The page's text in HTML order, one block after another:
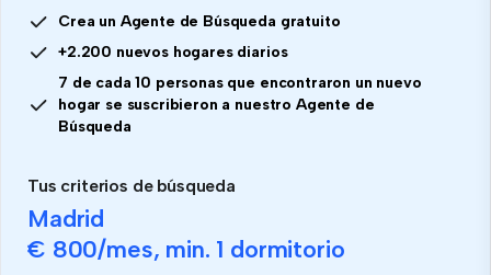
Crea un Agente de Búsqueda gratuito
+2.200 nuevos hogares diarios
7 de cada 10 personas que encontraron un nuevo
hogar se suscribieron a nuestro Agente de
Búsqueda
Tus criterios de búsqueda
Madrid
€ 800/mes, min. 1 dormitorio